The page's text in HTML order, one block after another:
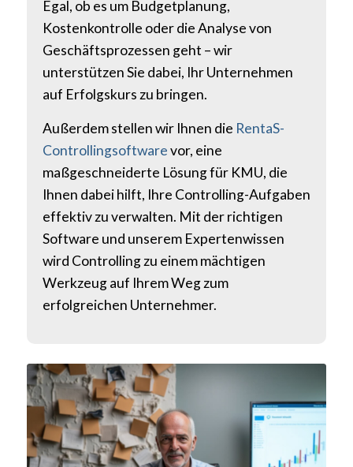
Egal, ob es um Budgetplanung,
Kostenkontrolle oder die Analyse von
Geschäftsprozessen geht – wir
unterstützen Sie dabei, Ihr Unternehmen
auf Erfolgskurs zu bringen.
Außerdem stellen wir Ihnen die RentaS-
Controllingsoftwarevor, eine
maßgeschneiderte Lösung für KMU, die
Ihnen dabei hilft, Ihre Controlling-Aufgaben
effektiv zu verwalten. Mit der richtigen
Software und unserem Expertenwissen
wird Controlling zu einem mächtigen
Werkzeug auf Ihrem Weg zum
erfolgreichen Unternehmer.